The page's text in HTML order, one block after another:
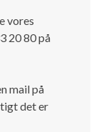
vores
20 80 på
mail på
det er